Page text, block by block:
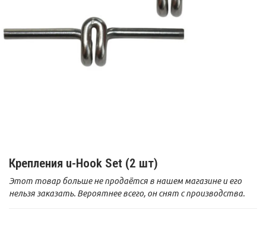
Крепления u-Hook Set (2 шт)
Этот товар больше не продаётся в нашем магазине и его
нельзя заказать. Вероятнее всего, он снят с производства.